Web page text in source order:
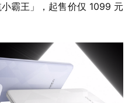
霸王」，起售价仅 1099 元